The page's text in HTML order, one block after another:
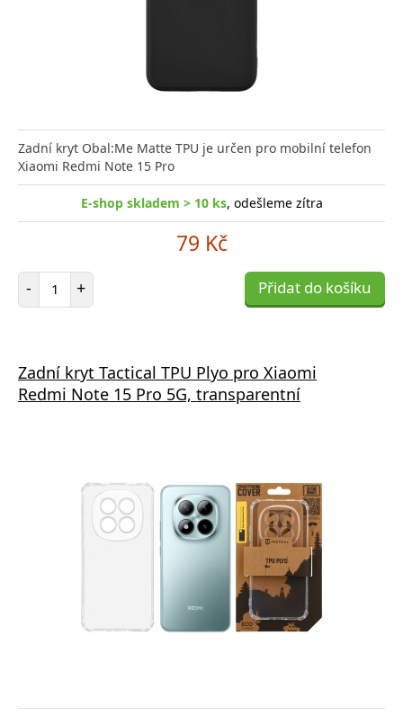
Zadní kryt Obal:Me Matte TPU je určen pro mobilní telefon
Xiaomi Redmi Note 15 Pro
E-shop skladem > 10 ks, odešleme zítra
79 Kč
- Počet položek
+ Přidat do košíku
Zadní kryt Tactical TPU Plyo pro Xiaomi
Redmi Note 15 Pro 5G, transparentní